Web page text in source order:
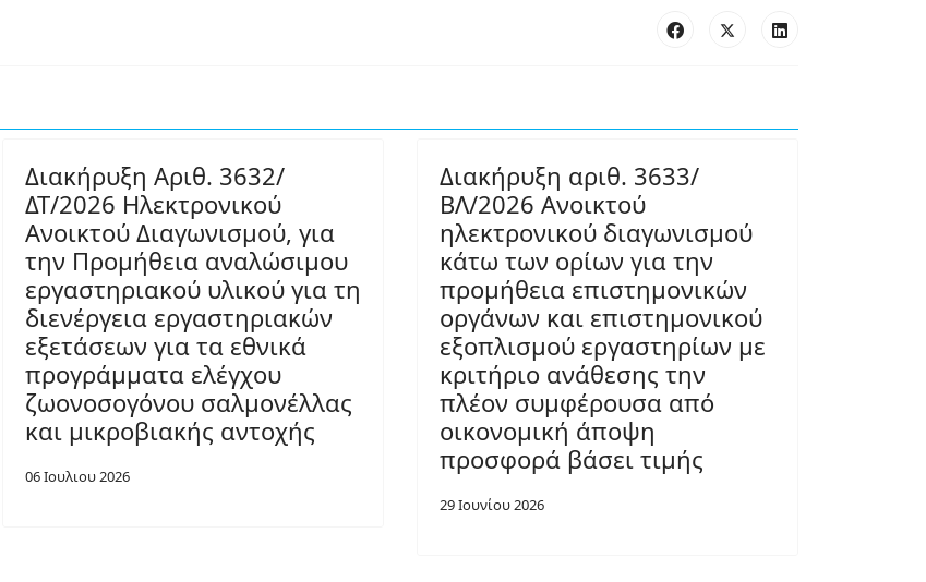
Διακήρυξη Αριθ. 3632/
ΔΤ/2026 Ηλεκτρονικού
Ανοικτού Διαγωνισμού, για
την Προμήθεια αναλώσιμου
εργαστηριακού υλικού για τη
διενέργεια εργαστηριακών
εξετάσεων για τα εθνικά
προγράμματα ελέγχου
ζωονοσογόνου σαλμονέλλας
και μικροβιακής αντοχής
06 Ιουλιου 2026
Διακήρυξη αριθ. 3633/
ΒΛ/2026 Ανοικτού
ηλεκτρονικού διαγωνισμού
κάτω των ορίων για την
προμήθεια επιστημονικών
οργάνων και επιστημονικού
εξοπλισμού εργαστηρίων με
κριτήριο ανάθεσης την
πλέον συμφέρουσα από
οικονομική άποψη
προσφορά βάσει τιμής
29 Ιουνίου 2026